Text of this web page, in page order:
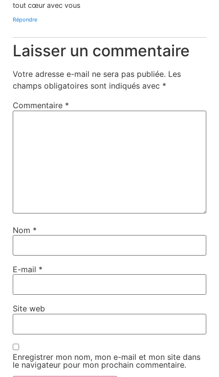
tout cœur avec vous
Répondre
Laisser un commentaire
Votre adresse e-mail ne sera pas publiée. Les
champs obligatoires sont indiqués avec *
Commentaire *
Nom *
E-mail *
Site web
Enregistrer mon nom, mon e-mail et mon site dans
le navigateur pour mon prochain commentaire.